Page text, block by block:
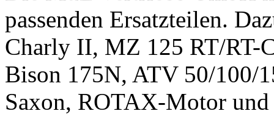
passenden Ersatzteilen.
Charly II, MZ 125 RT/RT-
Bison 175N, ATV 50/100/
Saxon, ROTAX-Motor